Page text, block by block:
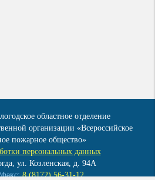
областное отделение
организации «Всероссийское
пожарное общество»
персональных данных
ул. Козленская, д. 94А
8 (8172) 56-31-12